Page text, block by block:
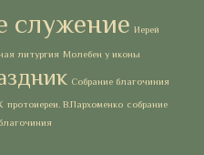
служение Иерей
литургия Молебен у иконы
Собрание благочиния
протоиереи. В.Пархоменко собрание